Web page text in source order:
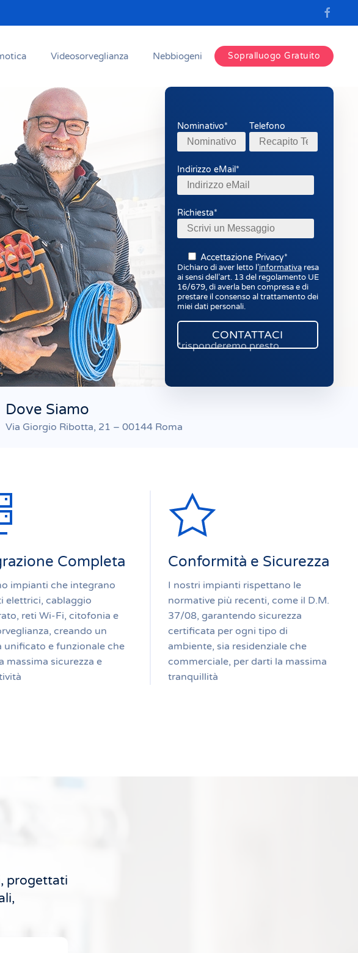
Videosorveglianza Nebbiogeni Sopralluogo Gratuito
Nominativo* Telefono
Indirizzo eMail*
Richiesta*
Accettazione Privacy*
Dichiaro di aver letto l’informativaresa
ai sensi dell’art. 13 del regolamento UE
16/679, di averla ben compresa e di
prestare il consenso al trattamento dei
miei dati personali.
*risponderemo presto
Dove Siamo
Via Giorgio Ribotta, 21 – 00144 Roma
Completa
impianti che integrano
elettrici, cablaggio
reti Wi-Fi, citofonia e
creando un
unificato e funzionale che
massima sicurezza e
Conformità e Sicurezza
I nostri impianti rispettano le
normative più recenti, come il D.M.
37/08, garantendo sicurezza
certificata per ogni tipo di
ambiente, sia residenziale che
commerciale, per darti la massima
tranquillità
progettati